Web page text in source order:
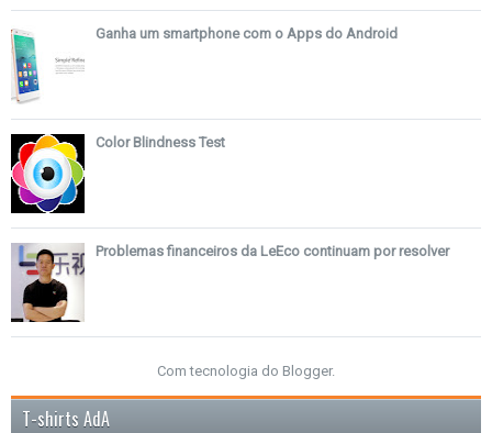
Ganha um smartphone com o Apps do Android
Color Blindness Test
Problemas financeiros da LeEco continuam por resolver
Com tecnologia do Blogger.
T-shirts AdA